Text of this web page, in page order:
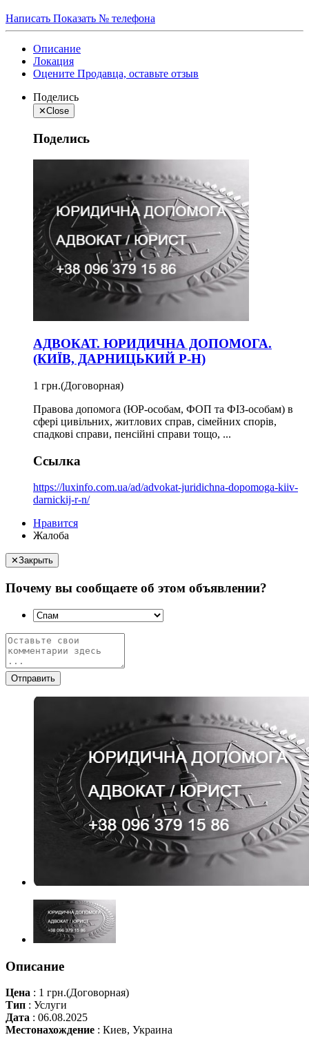
Написать Показать № телефона
Описание
Локация
Оцените Продавца, оставьте отзыв
Поделись
✕Close
Поделись
АДВОКАТ. ЮРИДИЧНА ДОПОМОГА.
(КИЇВ, ДАРНИЦЬКИЙ Р-Н)
1 грн.(Договорная)
Правова допомога (ЮР-особам, ФОП та ФІЗ-особам) в
сфері цивільних, житлових справ, сімейних спорів,
спадкові справи, пенсійні справи тощо, ...
Ссылка
https://luxinfo.com.ua/ad/advokat-juridichna-dopomoga-kiiv-
darnickij-r-n/
Нравится
Жалоба
✕Закрыть
Почему вы сообщаете об этом объявлении?
Отправить
Описание
Цена : 1 грн.(Договорная)
Тип : Услуги
Дата : 06.08.2025
Местонахождение : Киев, Украина